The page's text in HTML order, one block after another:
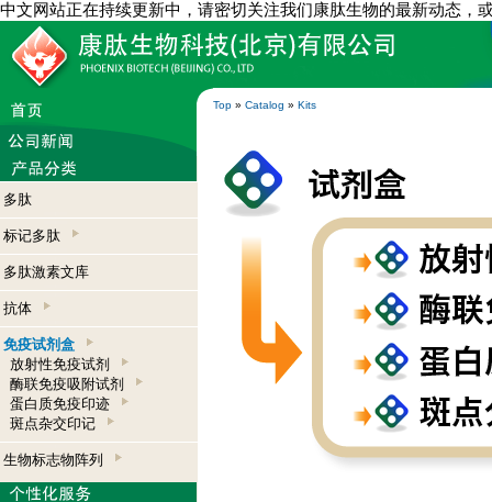
中文网站正在持续更新中，请密切关注我们康肽生物的最新动态，
Top » Catalog » Kits
多肽
标记多肽
多肽激素文库
抗体
免疫试剂盒
放射性免疫试剂
酶联免疫吸附试剂
蛋白质免疫印迹
斑点杂交印记
生物标志物阵列